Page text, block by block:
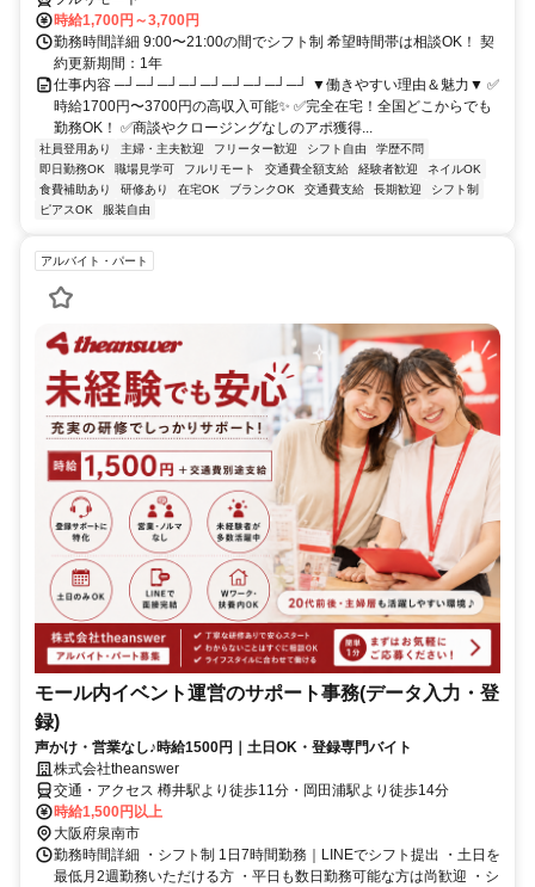
時給1,700円～3,700円
勤務時間詳細 9:00〜21:00の間でシフト制 希望時間帯は相談OK！ 契
約更新期間：1年
仕事内容 ─┘─┘─┘─┘─┘─┘─┘─┘─┘ ▼働きやすい理由＆魅力▼ ✅
時給1700円〜3700円の高収入可能✨ ✅完全在宅！全国どこからでも
勤務OK！ ✅商談やクロージングなしのアポ獲得...
社員登用あり 主婦・主夫歓迎 フリーター歓迎 シフト自由
学歴不問
即日勤務OK
職場見学可 フルリモート 交通費全額支給 経験者歓迎
ネイルOK
食費補助あり
研修あり 在宅OK ブランクOK 交通費支給 長期歓迎
シフト制
ピアスOK
服装自由
アルバイト・パート
モール内イベント運営のサポート事務(データ入力・登
録)
声かけ・営業なし♪時給1500円｜土日OK・登録専門バイト
株式会社theanswer
交通・アクセス 樽井駅より徒歩11分・岡田浦駅より徒歩14分
時給1,500円以上
大阪府泉南市
勤務時間詳細 ・シフト制 1日7時間勤務｜LINEでシフト提出 ・土日を
最低月2週勤務いただける方 ・平日も数日勤務可能な方は尚歓迎 ・シ